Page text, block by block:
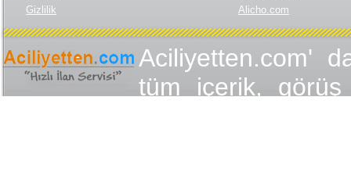
Gizlilik
Alicho.com
Aciliyetten.com'
tüm içerik,